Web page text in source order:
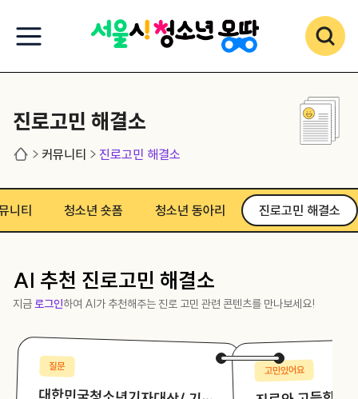
진로고민 해결소
커뮤니티 진로고민 해결소
니티 청소년 숏폼 청소년 동아리 진로고민 해결소
AI 추천 진로고민 해결소
지금로그인하여 AI가 추천해주는 진로 고민 관련 콘텐츠를 만나보세요!
질문 고민있어요